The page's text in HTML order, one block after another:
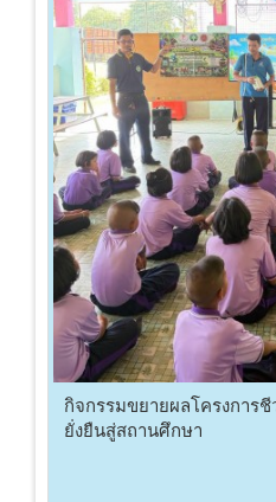
กิจกรรมขยายผลโครงการ
ยั่งยืนสู่สถานศึกษา